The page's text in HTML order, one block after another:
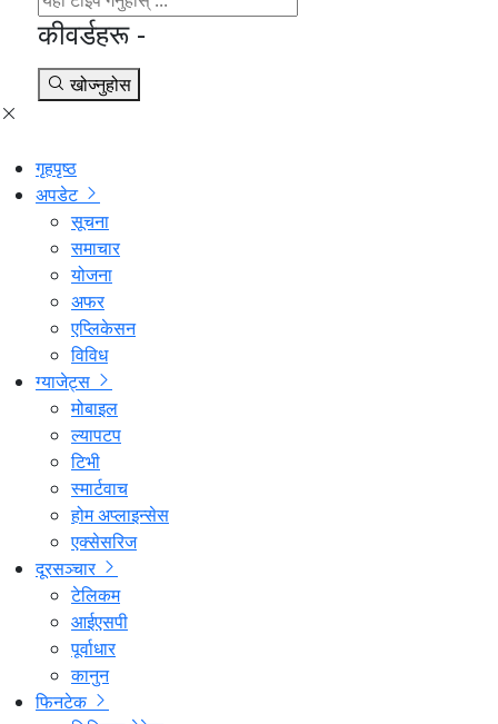
कीवर्डहरू -
खोज्नुहोस
गृहपृष्ठ
अपडेट
सूचना
समाचार
योजना
अफर
एप्लिकेसन
विविध
ग्याजेट्स
मोबाइल
ल्यापटप
टिभी
स्मार्टवाच
होम अप्लाइन्सेस
एक्सेसरिज
दूरसञ्चार
टेलिकम
आईएसपी
पूर्वाधार
कानुन
फिनटेक